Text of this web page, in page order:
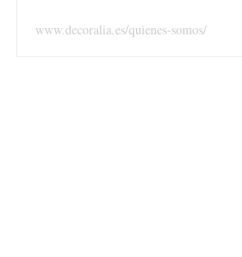
www.decoralia.es/quienes-somos/